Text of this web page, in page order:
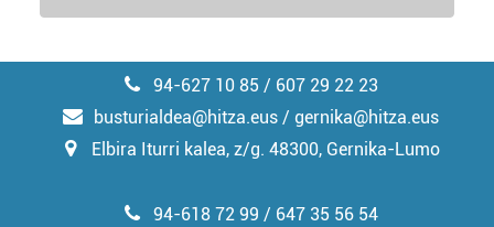
94-627 10 85 / 607 29 22 23
busturialdea@hitza.eus / gernika@hitza.eus
Elbira Iturri kalea, z/g. 48300, Gernika-Lumo
94-618 72 99 / 647 35 56 54